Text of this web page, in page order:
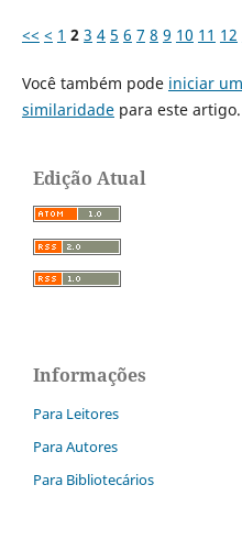
<< < 1 2 3 4 5 6 7 8 9 10 11 12
Você também pode iniciar
similaridadepara este artigo.
Edição Atual
Informações
Para Leitores
Para Autores
Para Bibliotecários